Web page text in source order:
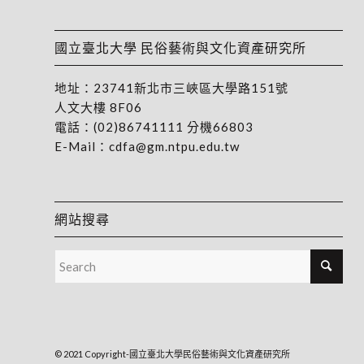
國立臺北大學 民俗藝術與文化資產研究所
地址： 23741新北市三峽區大學路151號
人文大樓 8F06
電話： (02)86741111 分機66803
E-Mail： cdfa@gm.ntpu.edu.tw
網站搜尋
© 2021 Copyright-國立臺北大學民俗藝術與文化資產研究所